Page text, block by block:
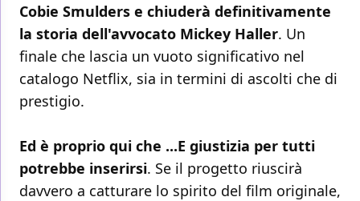
Cobie Smulders e chiuderà definitivamente
la storia dell'avvocato Mickey Haller. Un
finale che lascia un vuoto significativo nel
catalogo Netflix, sia in termini di ascolti che di
prestigio.
Ed è proprio qui che ...E giustizia per tutti
potrebbe inserirsi. Se il progetto riuscirà
davvero a catturare lo spirito del film originale,